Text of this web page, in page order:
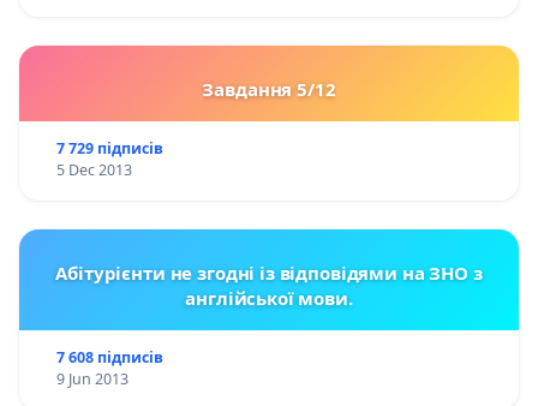
Завдання 5/12
7 729 підписів
5 Dec 2013
Абітурієнти не згодні із відповідями на ЗНО з
англійської мови.
7 608 підписів
9 Jun 2013